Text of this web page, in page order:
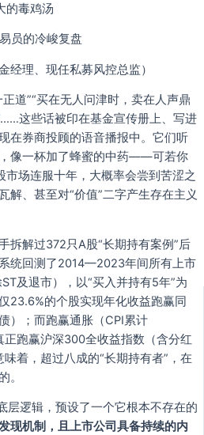
的毒鸡汤
员的冷峻复盘
经理、现任私募风控总监）
道”“买在无人问津时，卖在人声鼎
这些话被印在基金宣传册上、写进
在券商投顾的语音播报中。它们听
像一杯加了蜂蜜的中药——可若你
场连服十年，大概率会尝到苦涩之
解、甚至对“价值”二字产生存在主义
拆解过372只A股“长期持有案例”后
统回测了2014—2023年间所有上市
及退市），以“买入并持有5年”为
23.6%的个股实现年化收益跑赢同
）；而跑赢通胀（CPI累计
跑赢沪深300全收益指数（含分红
着，超过八成的“长期持有者”，在
。
层逻辑，预设了一个它根本不存在的
现机制，且上市公司具备持续的内